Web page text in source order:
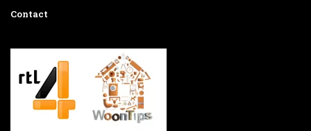
Contact